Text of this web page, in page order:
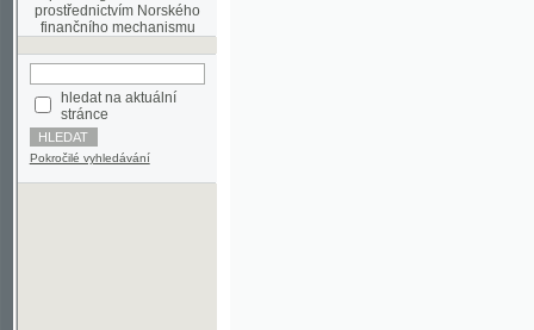
hledat na aktuální
stránce
Pokročilé vyhledávání